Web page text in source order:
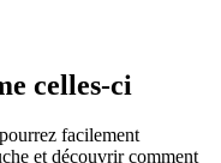
celles-ci
facilement
et découvrir comment